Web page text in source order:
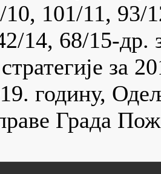
101/11, 93/
14, 68/15-др.
за
годину,
Града